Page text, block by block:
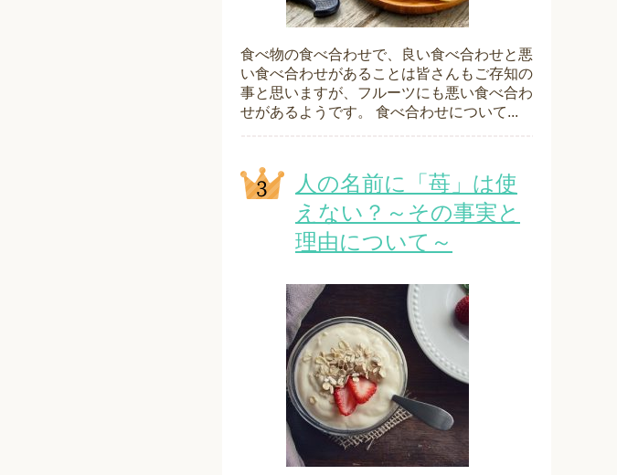
食べ物の食べ合わせで、良い食べ合わせと悪
い食べ合わせがあることは皆さんもご存知の
事と思いますが、フルーツにも悪い食べ合わ
せがあるようです。 食べ合わせについて...
人の名前に「苺」は使
えない？～その事実と
理由について～